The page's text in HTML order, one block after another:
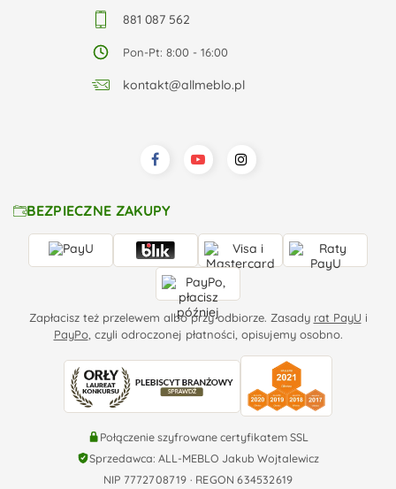
881 087 562
Pon-Pt: 8:00 - 16:00
kontakt@allmeblo.pl
BEZPIECZNE ZAKUPY
Zapłacisz też przelewem albo przy odbiorze. Zasady rat PayU i
PayPo, czyli odroczonej płatności, opisujemy osobno.
Połączenie szyfrowane certyfikatem SSL
Sprzedawca: ALL-MEBLO Jakub Wojtalewicz
NIP 7772708719 · REGON 634532619